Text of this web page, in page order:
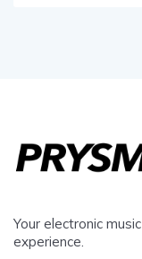
Your electronic music
experience.